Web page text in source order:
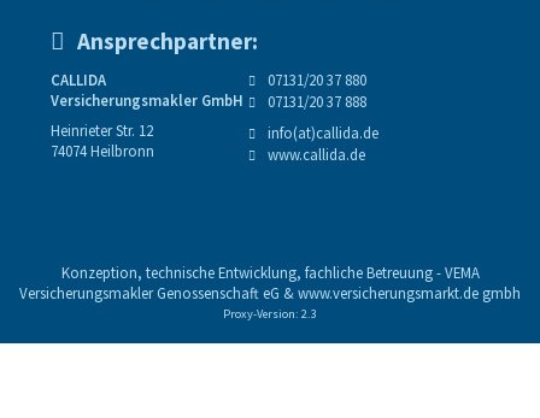
Ansprechpartner:
CALLIDA
Versicherungsmakler GmbH
Heinrieter Str. 12
74074 Heilbronn
07131/20 37 880
07131/20 37 888
info(at)callida.de
www.callida.de
Konzeption, technische Entwicklung, fachliche Betreuung -VEMA
Versicherungsmakler Genossenschaft eG &www.versicherungsmarkt.de gmbh
Proxy-Version: 2.3